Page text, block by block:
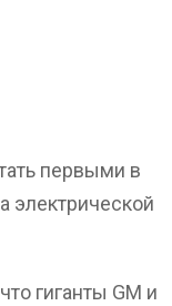
первыми в
электрической
гиганты GM и